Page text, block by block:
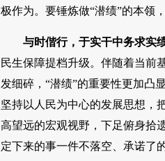
极作为。要锤炼做“潜绩”的本领
与时偕行，于实干中务求实绩
民生保障提档升级。伴随着当前
发细碎，“潜绩”的重要性更加凸
坚持以人民为中心的发展思想，
高望远的宏观视野，下足俯身拾
定下来的事一件不落空、承诺了